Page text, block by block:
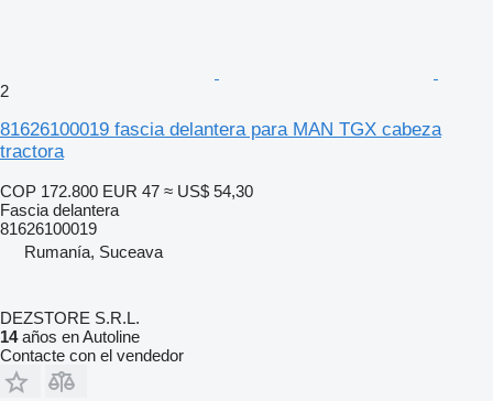
2
81626100019 fascia delantera para MAN TGX cabeza
tractora
COP 172.800 EUR 47 ≈ US$ 54,30
Fascia delantera
81626100019
Rumanía, Suceava
DEZSTORE S.R.L.
14años en Autoline
Contacte con el vendedor